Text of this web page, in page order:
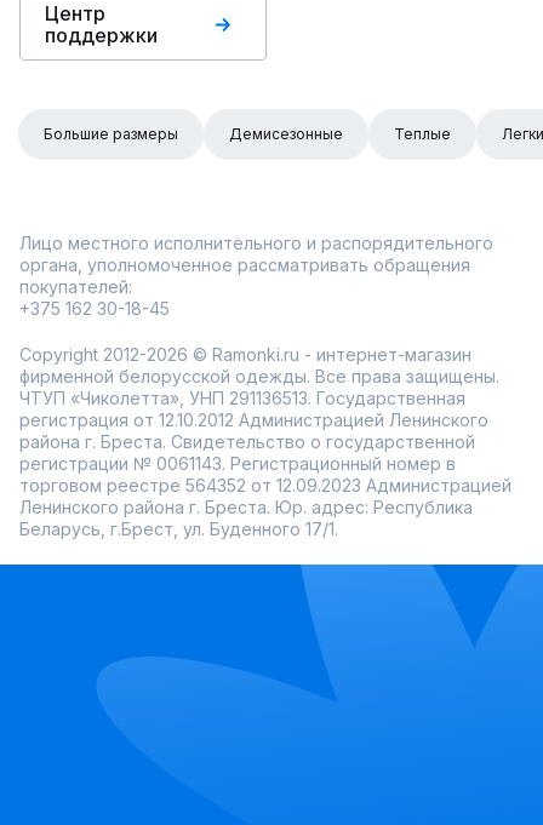
Центр
поддержки
Большие размеры Демисезонные Теплые
Лицо местного исполнительного и распорядительного
органа, уполномоченное рассматривать обращения
покупателей:
+375 162 30-18-45
Copyright 2012-2026 © Ramonki.ru - интернет-магазин
фирменной белорусской одежды. Все права защищены.
ЧТУП «Чиколетта», УНП 291136513. Государственная
регистрация от 12.10.2012 Администрацией Ленинского
района г. Бреста. Свидетельство о государственной
регистрации № 0061143. Регистрационный номер в
торговом реестре 564352 от 12.09.2023 Администрацией
Ленинского района г. Бреста. Юр. адрес: Республика
Беларусь, г.Брест, ул. Буденного 17/1.